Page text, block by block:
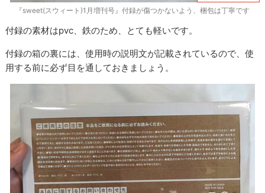
『sweet(スウィート)1月増刊号』付録が傷つかないよう、梱包は丁寧です
付録の素材はpvc、鉄のため、とても軽いです。
付録の箱の裏には、使用時の説明文が記載されているので、使
用する前に必ず目を通しておきましょう。